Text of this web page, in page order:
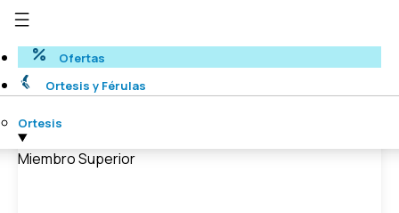
Ofertas
Ortesis y Férulas
Ortesis
Miembro Superior